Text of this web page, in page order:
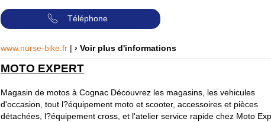
Téléphone
www.nurse-bike.fr | › Voir plus d'informations
MOTO EXPERT
Magasin de motos à Cognac Découvrez les magasins, les vehicules
d'occasion, tout l?équipement moto et scooter, accessoires et pièces
détachées, l?équipement cross, et l'atelier service rapide chez Moto